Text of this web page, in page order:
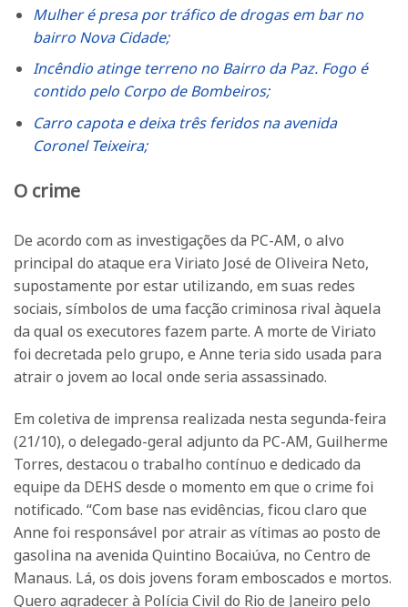
Mulher é presa por tráfico de drogas em bar no
bairro Nova Cidade;
Incêndio atinge terreno no Bairro da Paz. Fogo é
contido pelo Corpo de Bombeiros;
Carro capota e deixa três feridos na avenida
Coronel Teixeira;
O crime
De acordo com as investigações da PC-AM, o alvo
principal do ataque era Viriato José de Oliveira Neto,
supostamente por estar utilizando, em suas redes
sociais, símbolos de uma facção criminosa rival àquela
da qual os executores fazem parte. A morte de Viriato
foi decretada pelo grupo, e Anne teria sido usada para
atrair o jovem ao local onde seria assassinado.
Em coletiva de imprensa realizada nesta segunda-feira
(21/10), o delegado-geral adjunto da PC-AM, Guilherme
Torres, destacou o trabalho contínuo e dedicado da
equipe da DEHS desde o momento em que o crime foi
notificado. “Com base nas evidências, ficou claro que
Anne foi responsável por atrair as vítimas ao posto de
gasolina na avenida Quintino Bocaiúva, no Centro de
Manaus. Lá, os dois jovens foram emboscados e mortos.
Quero agradecer à Polícia Civil do Rio de Janeiro pelo